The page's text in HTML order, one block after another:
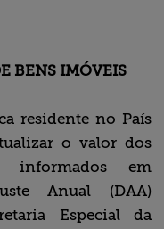
BENS IMÓVEIS
residente no País
o valor dos
em
Anual (DAA)
Especial da